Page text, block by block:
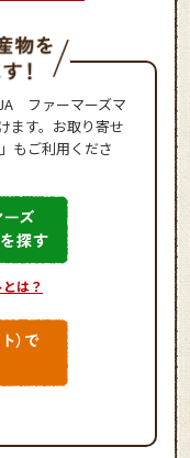
ファーマーズマ
ます。お取り寄せ
もご利用くださ
は？